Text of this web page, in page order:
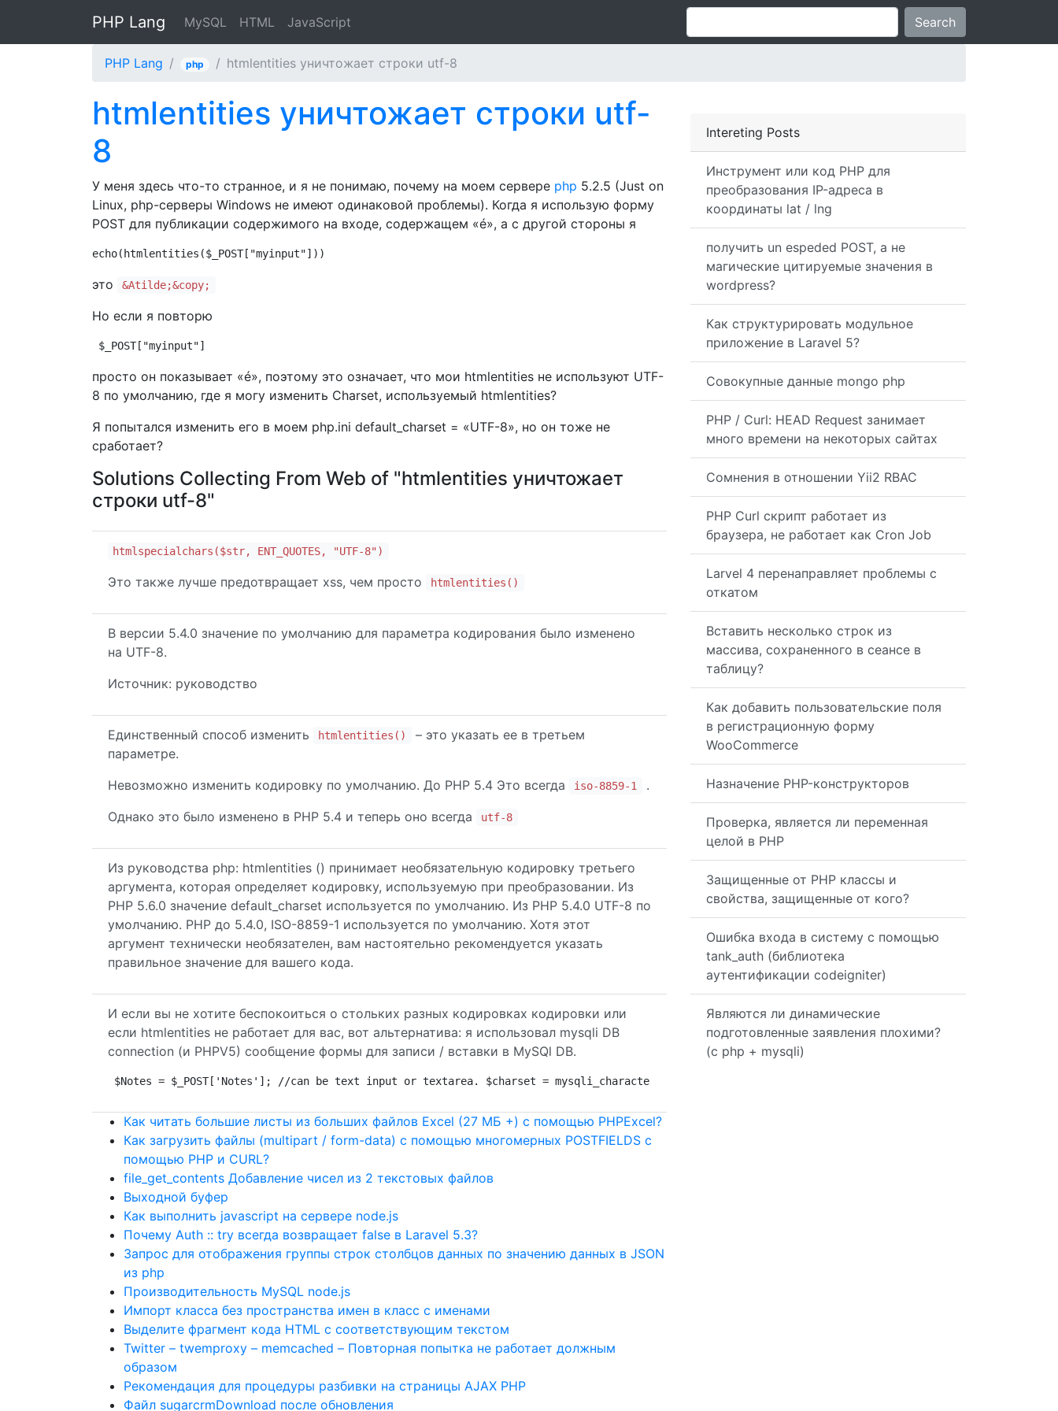
PHP Lang MySQL HTML JavaScript Search
PHP Lang php htmlentities уничтожает строки utf-8
Intereting Posts
Инструмент или код PHP для
преобразования IP-адреса в
координаты lat / lng
получить un espeded POST, а не
магические цитируемые значения в
wordpress?
Как структурировать модульное
приложение в Laravel 5?
Совокупные данные mongo php
PHP / Curl: HEAD Request занимает
много времени на некоторых сайтах
Сомнения в отношении Yii2 RBAC
PHP Curl скрипт работает из
браузера, не работает как Cron Job
Larvel 4 перенаправляет проблемы с
откатом
Вставить несколько строк из
массива, сохраненного в сеансе в
таблицу?
Как добавить пользовательские поля
в регистрационную форму
WooCommerce
Назначение PHP-конструкторов
Проверка, является ли переменная
целой в PHP
Защищенные от PHP классы и
свойства, защищенные от кого?
Ошибка входа в систему с помощью
tank_auth (библиотека
аутентификации codeigniter)
Являются ли динамические
подготовленные заявления плохими?
(с php + mysqli)
htmlentities уничтожает строки utf-
8
У меня здесь что-то странное, и я не понимаю, почему на моем сервере php 5.2.5 (Just on
Linux, php-серверы Windows не имеют одинаковой проблемы). Когда я использую форму
POST для публикации содержимого на входе, содержащем «é», а с другой стороны я
echo(htmlentities($_POST["myinput"]))
это &Atilde;&copy;
Но если я повторю
$_POST["myinput"]
просто он показывает «é», поэтому это означает, что мои htmlentities не используют UTF-
8 по умолчанию, где я могу изменить Charset, используемый htmlentities?
Я попытался изменить его в моем php.ini default_charset = «UTF-8», но он тоже не
сработает?
Solutions Collecting From Web of "htmlentities уничтожает
строки utf-8"
htmlspecialchars($str, ENT_QUOTES, "UTF-8")
Это также лучше предотвращает xss, чем просто htmlentities()
В версии 5.4.0 значение по умолчанию для параметра кодирования было изменено
на UTF-8.
Источник: руководство
Единственный способ изменить htmlentities()
– это указать ее в третьем
параметре.
Невозможно изменить кодировку по умолчанию. До PHP 5.4 Это всегда
iso-8859-1
.
Однако это было изменено в PHP 5.4 и теперь оно всегда
utf-8
Из руководства php: htmlentities () принимает необязательную кодировку третьего
аргумента, которая определяет кодировку, используемую при преобразовании. Из
PHP 5.6.0 значение default_charset используется по умолчанию. Из PHP 5.4.0 UTF-8 по
умолчанию. PHP до 5.4.0, ISO-8859-1 используется по умолчанию. Хотя этот
аргумент технически необязателен, вам настоятельно рекомендуется указать
правильное значение для вашего кода.
И если вы не хотите беспокоиться о стольких разных кодировках кодировки или
если htmlentities не работает для вас, вот альтернатива: я использовал mysqli DB
connection (и PHPV5) сообщение формы для записи / вставки в MySQl DB.
$Notes = $_POST['Notes']; //can be text input or textarea. $charset = mysqli_character_set_name($link); //mysqli connection printf ("To check
Как читать большие листы из больших файлов Excel (27 МБ +) с помощью PHPExcel?
Как загрузить файлы (multipart / form-data) с помощью многомерных POSTFIELDS с
помощью PHP и CURL?
file_get_contents Добавление чисел из 2 текстовых файлов
Выходной буфер
Как выполнить javascript на сервере node.js
Почему Auth :: try всегда возвращает false в Laravel 5.3?
Запрос для отображения группы строк столбцов данных по значению данных в JSON
из php
Производительность MySQL node.js
Импорт класса без пространства имен в класс с именами
Выделите фрагмент кода HTML с соответствующим текстом
Twitter – twemproxy – memcached – Повторная попытка не работает должным
образом
Рекомендация для процедуры разбивки на страницы AJAX PHP
Файл sugarcrmDownload после обновления